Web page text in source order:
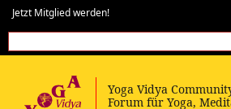
Jetzt Mitglied werden!